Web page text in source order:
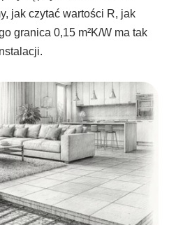
jak czytać wartości R, jak
granica 0,15 m²K/W ma tak